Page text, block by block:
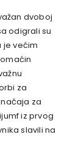
dvoboj
odigrali su
je većim
za
za
iz prvog
slavili na